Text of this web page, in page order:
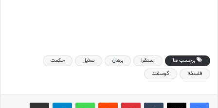
برچسب ها استقرا برهان تمثیل
حکمت
فلسفه
گوسفند
فیس بوک X ‫پین‌ترست ‫رددیت واتس آپ تلگرام